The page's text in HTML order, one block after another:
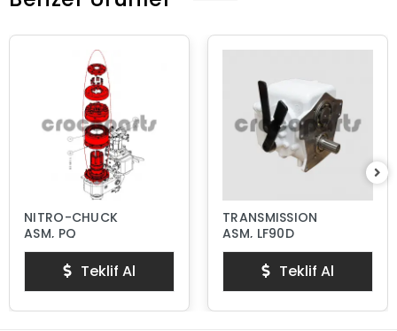
NITRO-CHUCK
ASM, PQ
Teklif Al
TRANSMISSION
ASM, LF90D
Teklif Al